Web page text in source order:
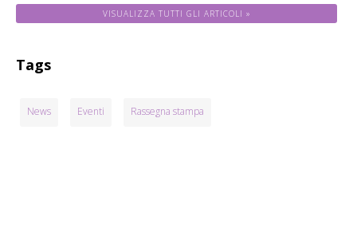
VISUALIZZA TUTTI GLI ARTICOLI »
Tags
News Eventi Rassegna stampa